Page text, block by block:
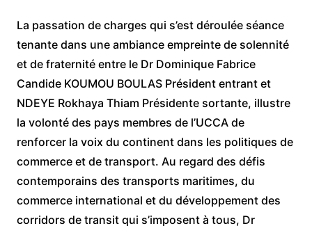
La passation de charges qui s’est déroulée séance
tenante dans une ambiance empreinte de solennité
et de fraternité entre le Dr Dominique Fabrice
Candide KOUMOU BOULAS Président entrant et
NDEYE Rokhaya Thiam Présidente sortante, illustre
la volonté des pays membres de l’UCCA de
renforcer la voix du continent dans les politiques de
commerce et de transport. Au regard des défis
contemporains des transports maritimes, du
commerce international et du développement des
corridors de transit qui s’imposent à tous, Dr